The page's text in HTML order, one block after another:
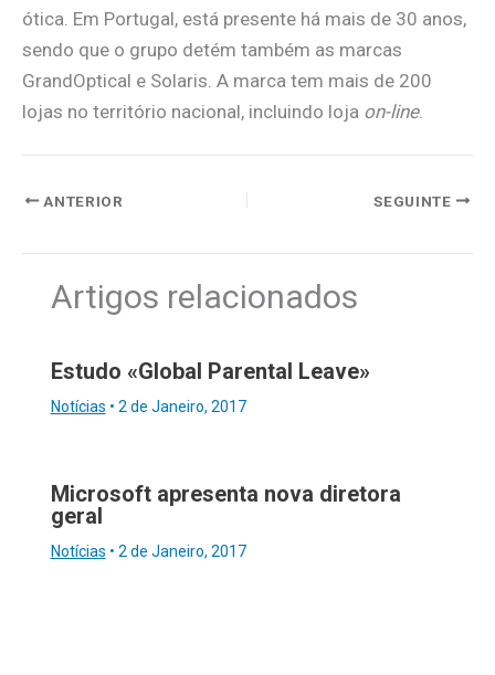
ótica. Em Portugal, está presente há mais de 30 anos,
sendo que o grupo detém também as marcas
GrandOptical e Solaris. A marca tem mais de 200
lojas no território nacional, incluindo loja on-line.
ANTERIOR SEGUINTE
Artigos relacionados
Estudo «Global Parental Leave»
Notícias • 2 de Janeiro, 2017
Microsoft apresenta nova diretora
geral
Notícias • 2 de Janeiro, 2017